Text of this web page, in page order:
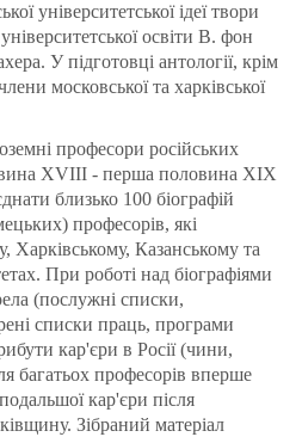
університетської ідеї твори
освіти В. фон
У підготовці антології, крім
московської та харківської
професори російських
XVIII - перша половина XIX
близько 100 біографій
професорів, які
Харківському, Казанському та
При роботі над біографіями
(послужні списки,
списки праць, програми
кар'єри в Росії (чини,
багатьох професорів вперше
кар'єри після
Зібраний матеріал